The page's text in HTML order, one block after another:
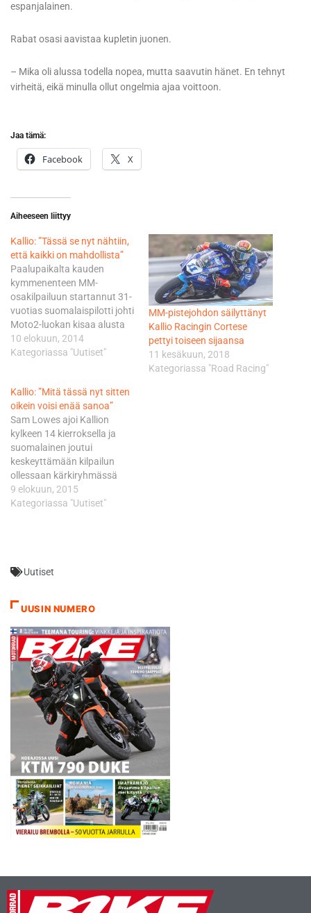
espanjalainen.
Rabat osasi aavistaa kupletin juonen.
– Mika oli alussa todella nopea, mutta saavutin hänet. En tehnyt
virheitä, eikä minulla ollut ongelmia ajaa voittoon.
Jaa tämä:
Facebook X
Aiheeseen liittyy
Kallio: ”Tässä se nyt nähtiin,
että kaikki on mahdollista”
Paalupaikalta kauden
kymmenenteen MM-
osakilpailuun startannut 31-
vuotias suomalaispilotti johti
Moto2-luokan kisaa alusta
loppuun saakka ja otti
samalla nimiinsä kaikkien
suomalaiskuljettajan tittelin
jättäen taakseen MotoGP-
legenda Jarno ”Paroni”
Saarisen. - Voitto tuntuu
mahtavalta, sillä suoraan
sanottuna en oikein
odottanut sitä itsekään.
Indianapolisin rata on
aiemmin ollut heikko minulle,
10 elokuun, 2014
Kategoriassa "Uutiset"
MM-pistejohdon säilyttänyt
Kallio Racingin Cortese
pettyi toiseen sijaansa
11 kesäkuun, 2018
Kategoriassa "Road Racing"
Kallio: ”Mitä tässä nyt sitten
oikein voisi enää sanoa”
Sam Lowes ajoi Kallion
kylkeen 14 kierroksella ja
suomalainen joutui
keskeyttämään kilpailun
ollessaan kärkiryhmässä
sijalla kuusi. Lowes pystyi
jatkamaan kilpailua
vuotias Alex Rins. Kallio ei
keskeytyksen jälkeen. - Mitä
tässä nyt sitten oikein voisi
enää sanoa. Ei tämä…
9 elokuun, 2015
Kategoriassa "Uutiset"
Uutiset
UUSIN NUMERO